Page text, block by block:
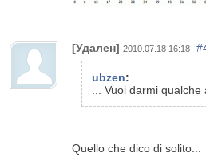
[Удален] 2010.07.18 16:18
ubzen:
... Vuoi darmi
Quello che dico di solito...